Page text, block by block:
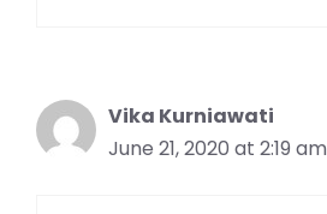
Vika Kurniawati
June 21, 2020 at 2:19 am